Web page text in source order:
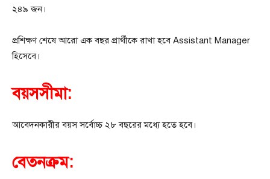
২৪৯ জন।
প্রশিক্ষণ শেষে আরো এক বছর প্রার্থীকে রাখা হবে Assistant Manager
হিসেবে।
বয়সসীমা:
আবেদনকারীর বয়স সর্বোচ্চ ২৮ বছরের মধ্যে হতে হবে।
বেতনক্রম: